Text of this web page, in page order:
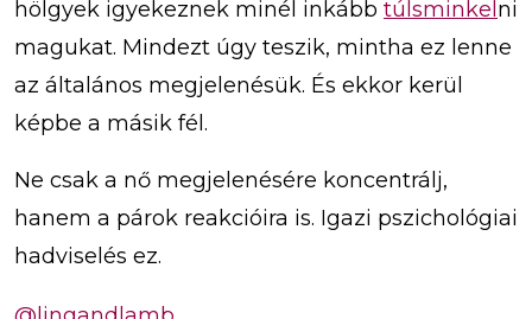
hölgyek igyekeznek minél inkább túlsminkelni
magukat. Mindezt úgy teszik, mintha ez lenne
az általános megjelenésük. És ekkor kerül
képbe a másik fél.
Ne csak a nő megjelenésére koncentrálj,
hanem a párok reakcióira is. Igazi pszichológiai
hadviselés ez.